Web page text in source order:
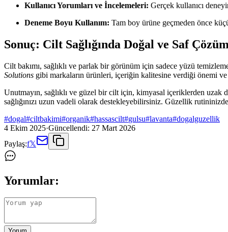
Kullanıcı Yorumları ve İncelemeleri: Gerçek kullanıcı
Deneme Boyu Kullanım: Tam boy ürüne geçmeden önce
Sonuç: Cilt Sağlığında Doğal ve Saf
Cilt bakımı, sağlıklı ve parlak bir görünüm için sadece yüzü
Solutions gibi markaların ürünleri, içeriğin kalitesine verdiği önemi ve
Unutmayın, sağlıklı ve güzel bir cilt için, kimyasal içeriklerden
sağlığınızı uzun vadeli olarak destekleyebilirsiniz. Güzellik
#dogal#ciltbakimi#organik#hassascilt#gulsu#lavanta#dogalguzellik
4 Ekim 2025·Güncellendi: 27 Mart 2026
Paylaş:f𝕏
Yorumlar: